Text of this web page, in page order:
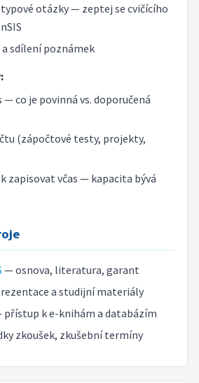
otázky — zeptej se cvičícího
sdílení poznámek
— co je povinná vs. doporučená
(zápočtové testy, projekty,
zapisovat včas — kapacita bývá
— osnova, literatura, garant
a studijní materiály
k e-knihám a databázím
zkoušek, zkušební termíny